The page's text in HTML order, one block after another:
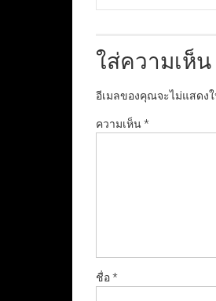
ใส่ความเห็น
อีเมลของคุณจะไม่แสดง
ความเห็น*
ชื่อ*